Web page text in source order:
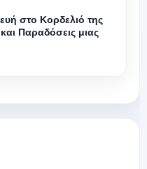
στο Κορδελιό της
Παραδόσεις μιας